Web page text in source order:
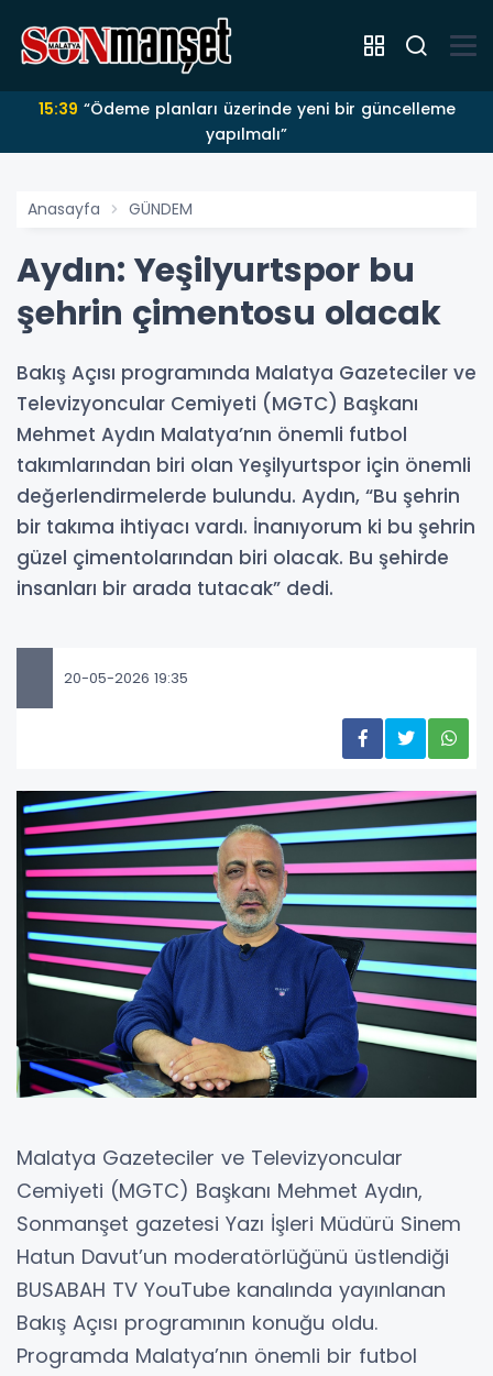
15:39
yapılmalı”
Anasayfa GÜNDEM
Aydın: Yeşilyurtspor bu
şehrin çimentosu olacak
Bakış Açısı programında Malatya Gazeteciler ve
Televizyoncular Cemiyeti (MGTC) Başkanı
Mehmet Aydın Malatya’nın önemli futbol
takımlarından biri olan Yeşilyurtspor için önemli
değerlendirmelerde bulundu. Aydın, “Bu şehrin
bir takıma ihtiyacı vardı. İnanıyorum ki bu şehrin
güzel çimentolarından biri olacak. Bu şehirde
insanları bir arada tutacak” dedi.
20-05-2026 19:35
Malatya Gazeteciler ve Televizyoncular
Cemiyeti (MGTC) Başkanı Mehmet Aydın,
Sonmanşet gazetesi Yazı İşleri Müdürü Sinem
Hatun Davut’un moderatörlüğünü üstlendiği
BUSABAH TV YouTube kanalında yayınlanan
Bakış Açısı programının konuğu oldu.
Programda Malatya’nın önemli bir futbol